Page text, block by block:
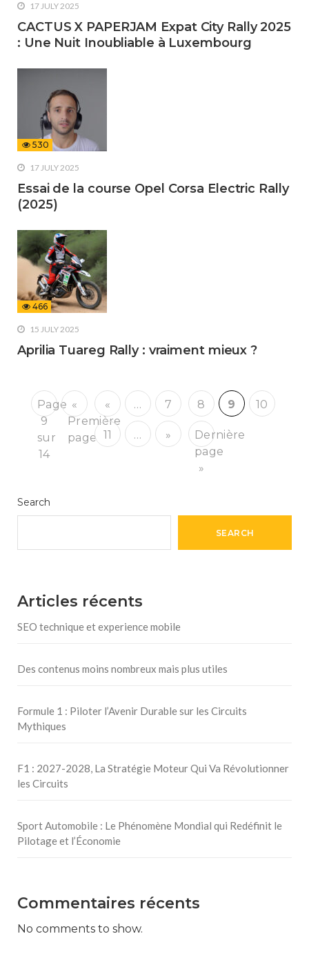
17 JULY 2025
CACTUS X PAPERJAM Expat City Rally 2025
: Une Nuit Inoubliable à Luxembourg
530
17 JULY 2025
Essai de la course Opel Corsa Electric Rally
(2025)
466
15 JULY 2025
Aprilia Tuareg Rally : vraiment mieux ?
Page
9
sur
14
«
Première
page
« … 7 8 9 10
11 … »
Dernière
page
»
Search
SEARCH
Articles récents
SEO technique et experience mobile
Des contenus moins nombreux mais plus utiles
Formule 1 : Piloter l’Avenir Durable sur les Circuits
Mythiques
F1 : 2027-2028, La Stratégie Moteur Qui Va Révolutionner
les Circuits
Sport Automobile : Le Phénomène Mondial qui Redéfinit le
Pilotage et l’Économie
Commentaires récents
No comments to show.